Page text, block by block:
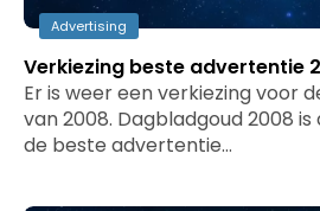
Advertising
Verkiezing beste advertentie
Er is weer een verkiezing voor
van 2008. Dagbladgoud 2008
de beste advertentie…